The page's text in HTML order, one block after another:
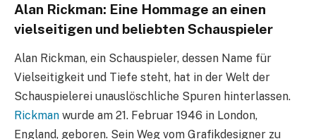
Alan Rickman: Eine Hommage an einen
vielseitigen und beliebten Schauspieler
Alan Rickman, ein Schauspieler, dessen Name für
Vielseitigkeit und Tiefe steht, hat in der Welt der
Schauspielerei unauslöschliche Spuren hinterlassen.
Rickman wurde am 21. Februar 1946 in London,
England, geboren. Sein Weg vom Grafikdesigner zu